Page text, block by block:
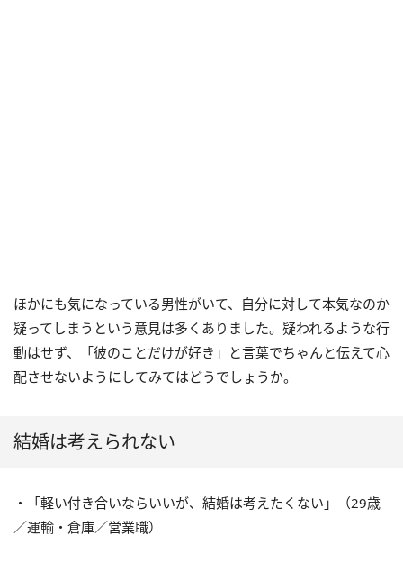
ほかにも気になっている男性がいて、自分に対して本気なのか
疑ってしまうという意見は多くありました。疑われるような行
動はせず、「彼のことだけが好き」と言葉でちゃんと伝えて心
配させないようにしてみてはどうでしょうか。
結婚は考えられない
・「軽い付き合いならいいが、結婚は考えたくない」（29歳
／運輸・倉庫／営業職）